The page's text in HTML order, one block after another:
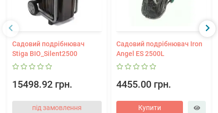
Садовий подрібнювач
Stiga BIO_Silent2500
15498.92 грн.
під замовлення
Садовий подрібнювач Iron
Angel ES 2500L
4455.00 грн.
Купити